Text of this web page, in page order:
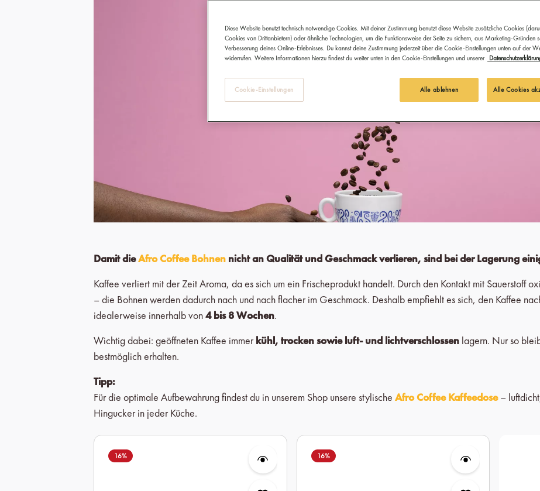
Damit dieAfro Coffee Bohnen nicht an Qualität und Geschmack verlieren, sind bei der Lagerung
Kaffee verliert mit der Zeit Aroma, da es sich um ein Frischeprodukt handelt. Durch den Kontakt mit Sauerstoff
– die Bohnen werden dadurch nach und nach flacher im Geschmack. Deshalb empfiehlt es sich, den Kaffee
idealerweise innerhalb von4 bis 8 Wochen.
Wichtig dabei: geöffneten Kaffee immerkühl, trocken sowie luft- und lichtverschlossen lagern. Nur so
bestmöglich erhalten.
Tipp:
Für die optimale Aufbewahrung findest du in unserem Shop unsere stylische Afro Coffee Kaffeedose–
Hingucker in jeder Küche.
Produktgalerie überspringen
16% 16%
Diese Website benutzt technisch notwendige Cookies. Mit deiner Zustimmung benutzt diese Website zusätzliche Cookies
Cookies von Drittanbietern) oder ähnliche Technologien, um die Funktionsweise der Seite zu sichern, aus Marketing-Gründen
Verbesserung deines Online-Erlebnisses. Du kannst deine Zustimmung jederzeit über die Cookie-Einstellungen unten auf der
widerrufen. Weitere Informationen hierzu findest du weiter unten in den Cookie-Einstellungen und unserer
Cookie-Einstellungen Alle ablehnen Alle Cookies